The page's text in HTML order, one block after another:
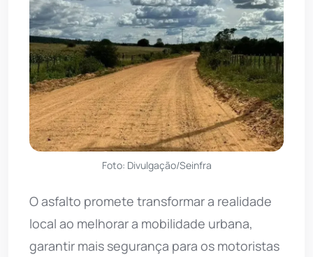
Foto: Divulgação/Seinfra
O asfalto promete transformar a realidade
local ao melhorar a mobilidade urbana,
garantir mais segurança para os motoristas